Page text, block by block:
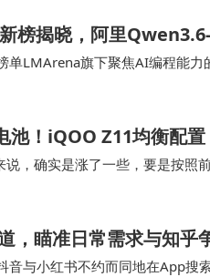
榜揭晓，阿里
单LMArena旗下聚焦AI编程能
，超越OpenAI、Google、x…
池！iQOO Z11均衡配
，确实是涨了一些，要是按照
在同样涨价的行业来看相对更
，瞄准日常需求与知乎
与小红书不约而同地在App搜